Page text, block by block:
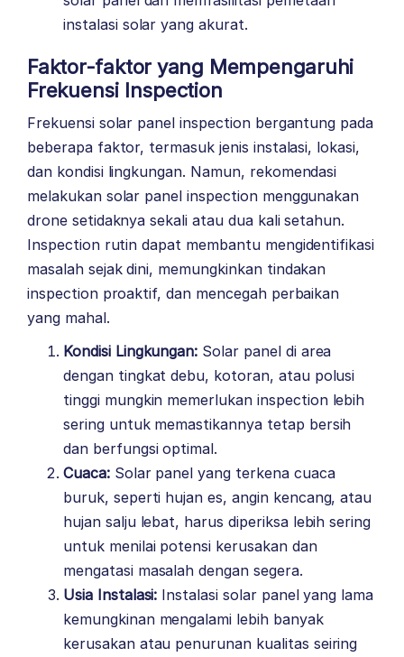
instalasi solar yang akurat.
Faktor-faktor yang Mempengaruhi
Frekuensi Inspection
Frekuensi solar panel inspection bergantung pada
beberapa faktor, termasuk jenis instalasi, lokasi,
dan kondisi lingkungan. Namun, rekomendasi
melakukan solar panel inspection menggunakan
drone setidaknya sekali atau dua kali setahun.
Inspection rutin dapat membantu mengidentifikasi
masalah sejak dini, memungkinkan tindakan
inspection proaktif, dan mencegah perbaikan
yang mahal.
Kondisi Lingkungan: Solar panel di area
dengan tingkat debu, kotoran, atau polusi
tinggi mungkin memerlukan inspection lebih
sering untuk memastikannya tetap bersih
dan berfungsi optimal.
Cuaca:Solar panel yang terkena cuaca
buruk, seperti hujan es, angin kencang, atau
hujan salju lebat, harus diperiksa lebih sering
untuk menilai potensi kerusakan dan
mengatasi masalah dengan segera.
Usia Instalasi: Instalasi solar panel yang lama
kemungkinan mengalami lebih banyak
kerusakan atau penurunan kualitas seiring